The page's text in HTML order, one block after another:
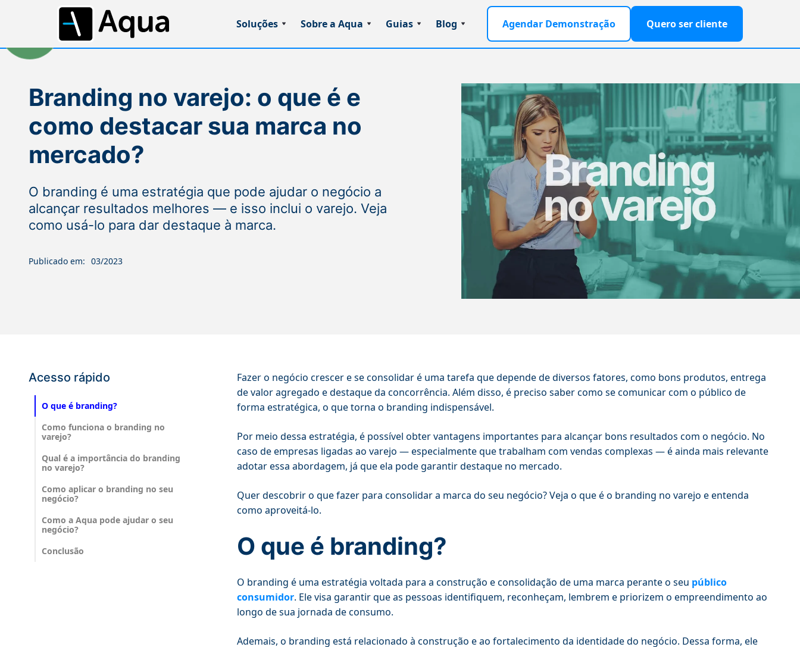
Soluções Sobre a Aqua Guias Blog Agendar Demonstração Quero ser cliente
Branding no varejo: o que é e
como destacar sua marca no
mercado?
O branding é uma estratégia que pode ajudar o negócio a
alcançar resultados melhores — e isso inclui o varejo. Veja
como usá-lo para dar destaque à marca.
Publicado em: 03/2023
Acesso rápido
O que é branding?
Como funciona o branding no
varejo?
Qual é a importância do branding
no varejo?
Como aplicar o branding no seu
negócio?
Como a Aqua pode ajudar o seu
negócio?
Conclusão
Fazer o negócio crescer e se consolidar é uma tarefa que depende de diversos fatores, como bons produtos, entrega
de valor agregado e destaque da concorrência. Além disso, é preciso saber como se comunicar com o público de
forma estratégica, o que torna o branding indispensável.
Por meio dessa estratégia, é possível obter vantagens importantes para alcançar bons resultados com o negócio. No
caso de empresas ligadas ao varejo — especialmente que trabalham com vendas complexas — é ainda mais relevante
adotar essa abordagem, já que ela pode garantir destaque no mercado.
Quer descobrir o que fazer para consolidar a marca do seu negócio? Veja o que é o branding no varejo e entenda
como aproveitá-lo.
O que é branding?
O branding é uma estratégia voltada para a construção e consolidação de uma marca perante o seu público
consumidor. Ele visa garantir que as pessoas identifiquem, reconheçam, lembrem e priorizem o empreendimento ao
longo de sua jornada de consumo.
Ademais, o branding está relacionado à construção e ao fortalecimento da identidade do negócio. Dessa forma, ele